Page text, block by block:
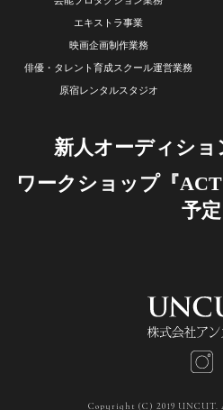
エキストラ事業
映画企画制作業務
俳優・タレント育成スクール運営業務
原宿レンタルスタジオ
新人オーディショ
ワークショップ『
予定
Copyright (C) 2019 UNCUT.